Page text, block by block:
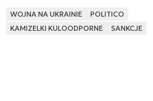
WOJNA NA UKRAINIE
POLITICO
KAMIZELKI KULOODPORNE
SANKCJE